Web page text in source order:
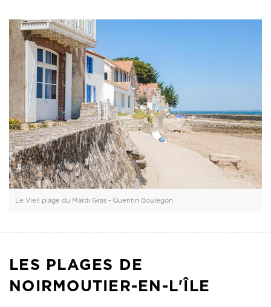
Le Vieil plage du Mardi Gras - Quentin Boulegon
LES PLAGES DE
NOIRMOUTIER-EN-L'ÎLE